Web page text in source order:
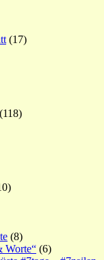
(17)
(8)
Worte“ (6)